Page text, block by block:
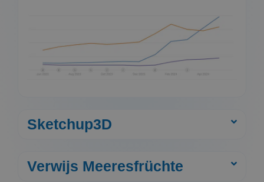
Sketchup3D
Verwijs Meeresfrüchte